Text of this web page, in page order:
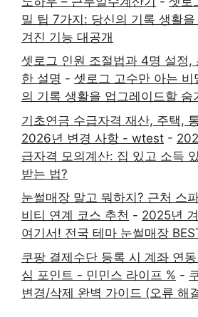
밀 팁 7가지: 당신의 기록 생활
겨진 기능 대공개
셋로그 인원 조절법과 4명 설정,
한 설명 - 셋로그 고수만 아는 비
의 기록 생활을 업그레이드할 숨
기초연금 수급자격 재산, 주택,
2026년 변경 사항 - wtest -
급자격 모의계산: 집 있고 소득
받는 법?
눈썰매장 말고 뭐하지? 근처 스
비티 연계 코스 추천 - 2025년
여기서! 전국 테마 눈썰매장
쿠팡 결제수단 등록 시 계좌 연
심 포인트 - 민민스 라이프 % -
변경/삭제 완벽 가이드 (오류 해